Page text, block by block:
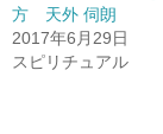
方 天外 伺朗
2017年6月29日
スピリチュアル